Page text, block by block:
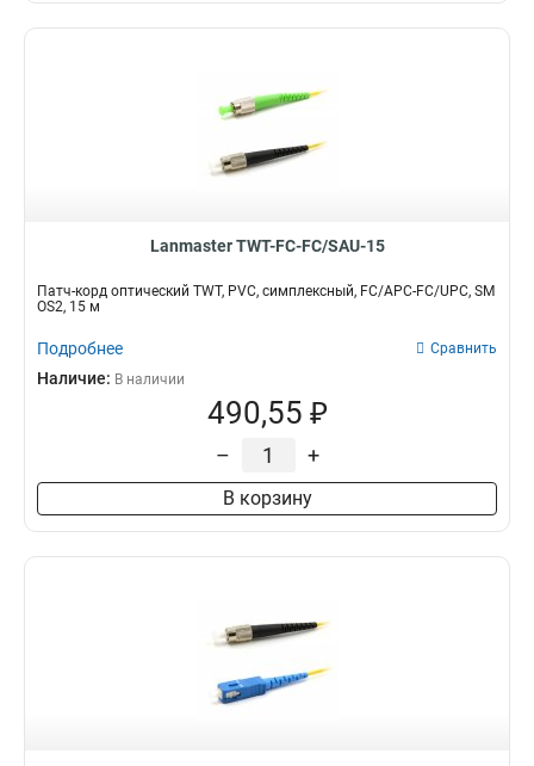
Lanmaster TWT-FC-FC/SAU-15
Патч-корд оптический TWT, PVC, симплексный, FC/APC-FC/UPC, SM
OS2, 15 м
Подробнее Сравнить
Наличие: В наличии
490,55 ₽
– +
В корзину